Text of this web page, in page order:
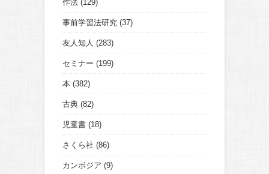
作法 (129)
事前学習法研究 (37)
友人知人 (283)
セミナー (199)
本 (382)
古典 (82)
児童書 (18)
さくら社 (86)
カンボジア (9)